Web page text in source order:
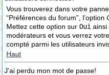
Vous trouverez dans votre
“Préférences du forum”, l’option
Mettez cette option sur Oui ainsi
modérateurs et vous verrez
compté parmi les utilisateurs
Haut
J’ai perdu mon mot de passe!